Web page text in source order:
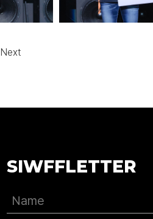
Next
SIWFFLETTER